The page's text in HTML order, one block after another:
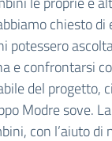
chiesto di
potessero
e confrontarsi
del progetto,
Modre sove.
con l’aiuto di